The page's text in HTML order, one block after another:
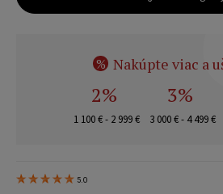
% Nakúpte viac a
2%
1 100 € - 2 999 €
3%
3 000 € - 4 499 €
5.0